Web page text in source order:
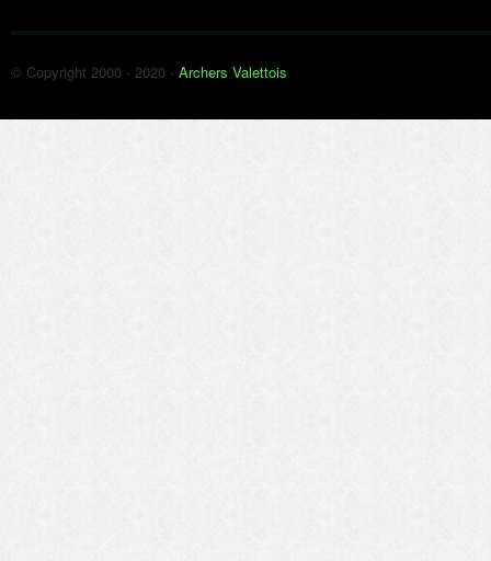
© Copyright 2000 - 2020 - Archers Valettois